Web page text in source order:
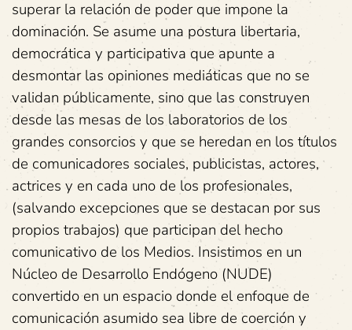
superar la relación de poder que impone la
dominación. Se asume una postura libertaria,
democrática y participativa que apunte a
desmontar las opiniones mediáticas que no se
validan públicamente, sino que las construyen
desde las mesas de los laboratorios de los
grandes consorcios y que se heredan en los títulos
de comunicadores sociales, publicistas, actores,
actrices y en cada uno de los profesionales,
(salvando excepciones que se destacan por sus
propios trabajos) que participan del hecho
comunicativo de los Medios. Insistimos en un
Núcleo de Desarrollo Endógeno (NUDE)
convertido en un espacio donde el enfoque de
comunicación asumido sea libre de coerción y